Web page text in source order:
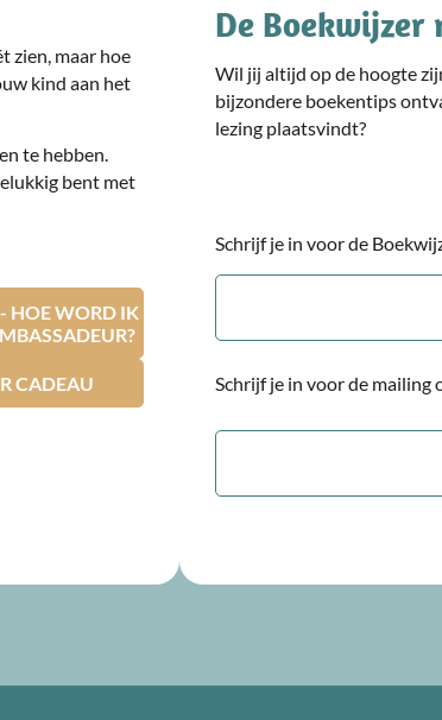
zien, maar hoe
kind aan het
te hebben.
bent met
HOE WORD IK
CADEAU
De
Wil jij altijd op de hoogte
bijzondere boekentips
lezing plaatsvindt?
Schrijf je in voor de
E-
Schrijf je in voor de mailing
E-